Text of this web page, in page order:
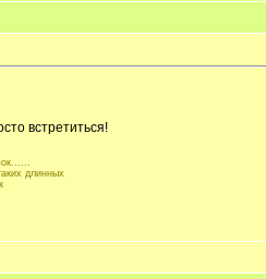
встретиться!
длинных